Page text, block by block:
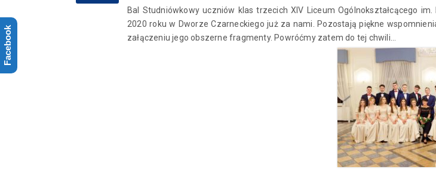
Bal Studniówkowy uczniów klas trzecich XIV Liceum Ogólnokształcącego
2020 roku w Dworze Czarneckiego już za nami. Pozostają piękne
załączeniu jego obszerne fragmenty. Powróćmy zatem do tej chwili…
Facebook